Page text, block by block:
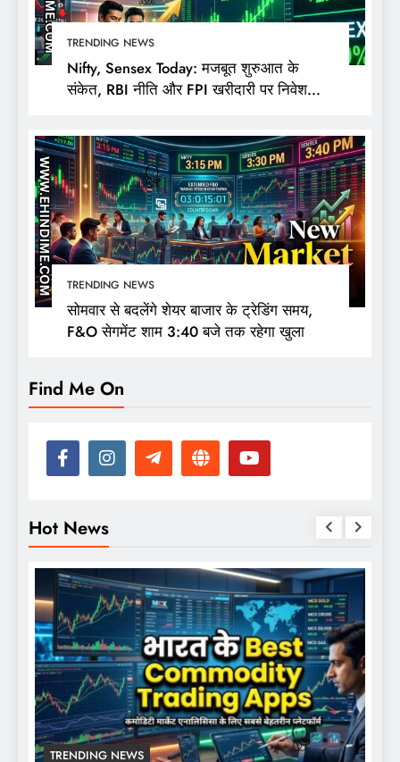
TRENDING NEWS
Nifty, Sensex Today: मजबूत शुरुआत के
संकेत, RBI नीति और FPI खरीदारी पर निवेशकों
TRENDING NEWS
सोमवार से बदलेंगे शेयर बाजार के ट्रेडिंग समय,
F&O सेगमेंट शाम 3:40 बजे तक रहेगा खुला
Find Me On
Hot News
TRENDING NEWS